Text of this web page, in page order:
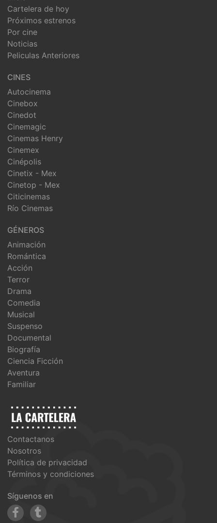
Cartelera de hoy
Próximos estrenos
Por cine
Noticias
Peliculas Anteriores
CINES
Autocinema
Cinebox
Cinedot
Cinemagic
Cinemas Henry
Cinemex
Cinépolis
Cinetix - Mex
Cinetop - Mex
Citicinemas
Río Cinemas
GÉNEROS
Animación
Romántica
Acción
Terror
Drama
Comedia
Musical
Suspenso
Documental
Biografía
Ciencia Ficción
Aventura
Familiar
Contactanos
Nosotros
Política de privacidad
Términos y condiciones
Síguenos en